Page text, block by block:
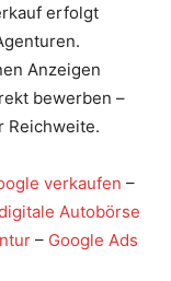
erfolgt
Anzeigen
bewerben –
Reichweite.
verkaufen –
Autobörse
– Google Ads